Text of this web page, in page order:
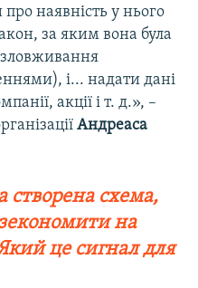
наявність у нього
за яким вона була
і... надати дані
акції і т. д.», –
Андреаса
створена схема,
на
це сигнал для